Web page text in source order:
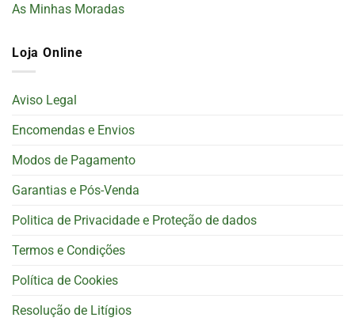
As Minhas Moradas
Loja Online
Aviso Legal
Encomendas e Envios
Modos de Pagamento
Garantias e Pós-Venda
Politica de Privacidade e Proteção de dados
Termos e Condições
Política de Cookies
Resolução de Litígios